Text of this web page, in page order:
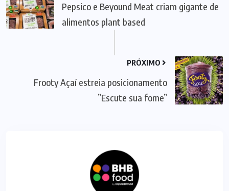
Pepsico e Beyound Meat criam gigante de
alimentos plant based
PRÓXIMO
Frooty Açaí estreia posicionamento
”Escute sua fome”